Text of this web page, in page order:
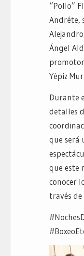
“Pollo”
Andréte,
Ángel
promotor
Yépiz
Durante
detalles
que será
que este
conocer
través